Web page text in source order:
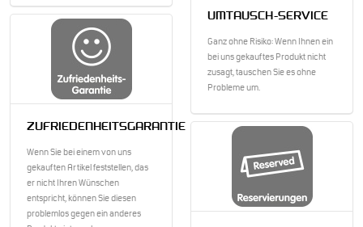
UMTAUSCH-SERVICE
Ganz ohne Risiko: Wenn Ihnen ein
bei uns gekauftes Produkt nicht
zusagt, tauschen Sie es ohne
Probleme um.
ZUFRIEDENHEITSGARANTIE
Wenn Sie bei einem von uns
gekauften Artikel feststellen, das
er nicht Ihren Wünschen
entspricht, können Sie diesen
problemlos gegen ein anderes